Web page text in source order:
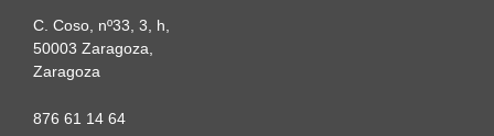
C. Coso, nº33, 3, h,
50003 Zaragoza,
Zaragoza
876 61 14 64